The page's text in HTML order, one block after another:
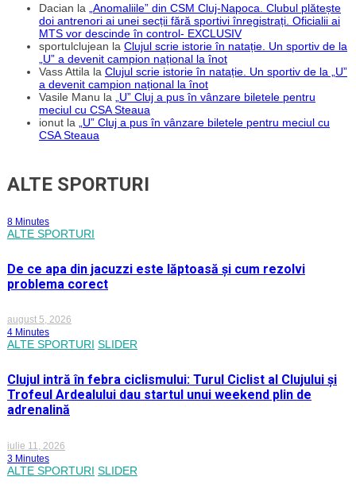
Dacian la
„Anomaliile” din CSM Cluj-Napoca. Clubul plătește
doi antrenori ai unei secții fără sportivi înregistrați. Oficialii ai
MTS vor descinde în control- EXCLUSIV
sportulclujean la Clujul scrie istorie în natație. Un sportiv de la
„U” a devenit campion național la înot
Vass Attila la Clujul scrie istorie în natație. Un sportiv de la „U”
a devenit campion național la înot
Vasile Manu la
„U” Cluj a pus în vânzare biletele pentru
meciul cu CSA Steaua
ionut la
„U” Cluj a pus în vânzare biletele pentru meciul cu
CSA Steaua
ALTE SPORTURI
8 Minutes
ALTE SPORTURI
De ce apa din jacuzzi este lăptoasă și cum rezolvi
problema corect
august 5, 2026
4 Minutes
ALTE SPORTURI SLIDER
Clujul intră în febra ciclismului: Turul Ciclist al Clujului și
Trofeul Ardealului dau startul unui weekend plin de
adrenalină
iulie 11, 2026
3 Minutes
ALTE SPORTURI SLIDER